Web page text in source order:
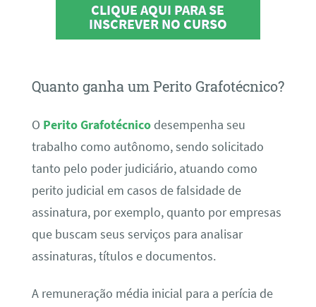
CLIQUE AQUI PARA SE
INSCREVER NO CURSO
Quanto ganha um Perito Grafotécnico?
O Perito Grafotécnicodesempenha seu
trabalho como autônomo, sendo solicitado
tanto pelo poder judiciário, atuando como
perito judicial em casos de falsidade de
assinatura, por exemplo, quanto por empresas
que buscam seus serviços para analisar
assinaturas, títulos e documentos.
A remuneração média inicial para a perícia de